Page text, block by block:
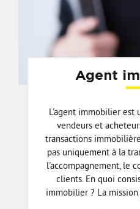
Agent
L'agent immobilier est
vendeurs et
transactions
pas uniquement à la
l'accompagnement, le
clients. En quoi
immobilier ? La